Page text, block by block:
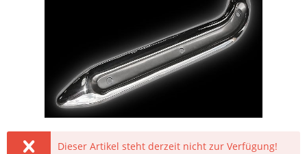
Dieser Artikel steht derzeit nicht zur Verfügung!